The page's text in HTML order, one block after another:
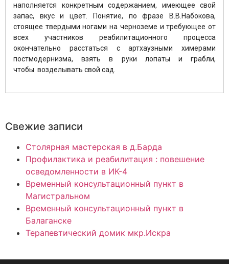
наполняется конкретным содержанием, имеющее свой
запас, вкус и цвет. Понятие, по фразе В.В.Набокова,
стоящее твердыми ногами на черноземе и требующее от
всех участников реабилитационного процесса
окончательно расстаться с артхаузными химерами
постмодернизма, взять в руки лопаты и грабли,
чтобы возделывать свой сад.
Свежие записи
Столярная мастерская в д.Барда
Профилактика и реабилитация : повешение
осведомленности в ИК-4
Временный консультационный пункт в
Магистральном
Временный консультационный пункт в
Балаганске
Терапевтический домик мкр.Искра